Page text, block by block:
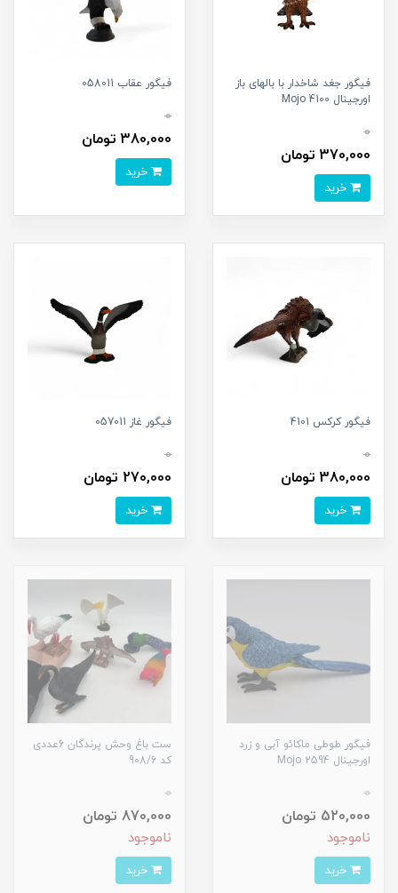
فیگور جغد شاخدار با بالهای باز
اورجینال 4100 Mojo
0
370,000 تومان
فیگور عقاب 058011
0
380,000 تومان
فیگور کرکس 4101
0
380,000 تومان
فیگور غاز 057011
0
270,000 تومان
فیگور طوطی ماکائو آبی و زرد
اورجینال 2594 Mojo
0
520,000 تومان
ناموجود
ست باغ وحش پرندگان 6عددی
کد 908/6
0
870,000 تومان
ناموجود